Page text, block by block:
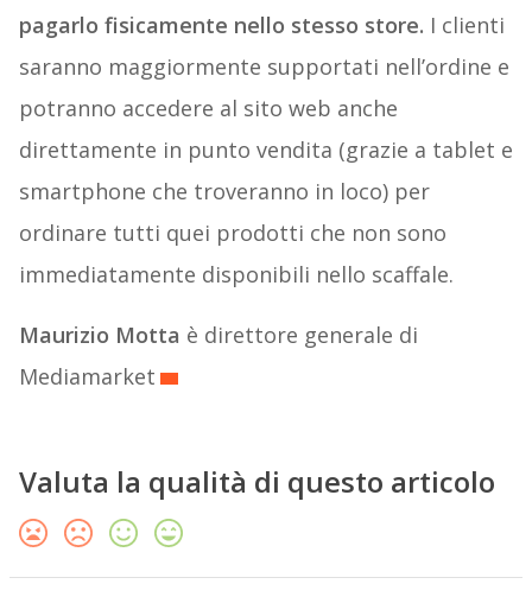
pagarlo fisicamente nello stesso store. I clienti
saranno maggiormente supportati nell’ordine e
potranno accedere al sito web anche
direttamente in punto vendita (grazie a tablet e
smartphone che troveranno in loco) per
ordinare tutti quei prodotti che non sono
immediatamente disponibili nello scaffale.
Maurizio Motta è direttore generale di
Mediamarket
Valuta la qualità di questo articolo